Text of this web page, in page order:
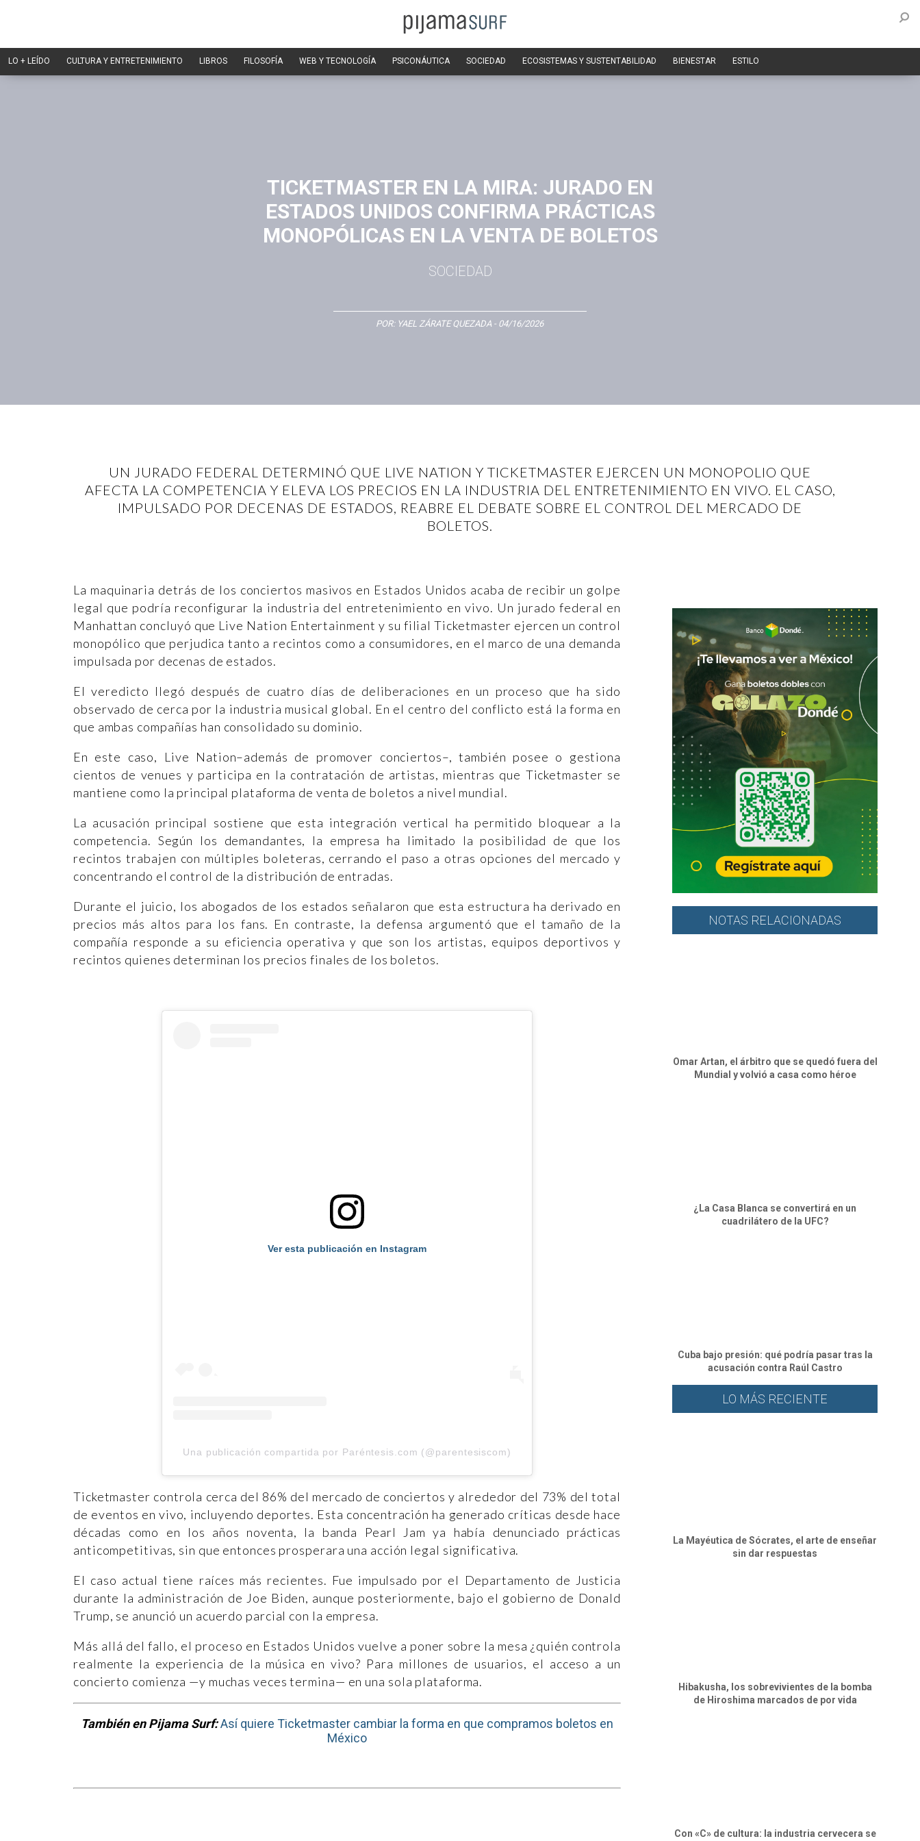
LO + LEÍDO CULTURA Y ENTRETENIMIENTO LIBROS FILOSOFÍA WEB Y TECNOLOGÍA PSICONÁUTICA SOCIEDAD ECOSISTEMAS Y SUSTENTABILIDAD BIENESTAR ESTILO
TICKETMASTER EN LA MIRA: JURADO EN
ESTADOS UNIDOS CONFIRMA PRÁCTICAS
MONOPÓLICAS EN LA VENTA DE BOLETOS
SOCIEDAD
POR: YAEL ZÁRATE QUEZADA - 04/16/2026
UN JURADO FEDERAL DETERMINÓ QUE LIVE NATION Y TICKETMASTER EJERCEN UN MONOPOLIO QUE
AFECTA LA COMPETENCIA Y ELEVA LOS PRECIOS EN LA INDUSTRIA DEL ENTRETENIMIENTO EN VIVO. EL CASO,
IMPULSADO POR DECENAS DE ESTADOS, REABRE EL DEBATE SOBRE EL CONTROL DEL MERCADO DE
BOLETOS.
La maquinaria detrás de los conciertos masivos en Estados Unidos acaba de recibir un golpe
legal que podría reconfigurar la industria del entretenimiento en vivo. Un jurado federal en
Manhattan concluyó que Live Nation Entertainment y su filial Ticketmaster ejercen un control
monopólico que perjudica tanto a recintos como a consumidores, en el marco de una demanda
impulsada por decenas de estados.
El veredicto llegó después de cuatro días de deliberaciones en un proceso que ha sido
observado de cerca por la industria musical global. En el centro del conflicto está la forma en
que ambas compañías han consolidado su dominio.
En este caso, Live Nation–además de promover conciertos–, también posee o gestiona
cientos de venues y participa en la contratación de artistas, mientras que Ticketmaster se
mantiene como la principal plataforma de venta de boletos a nivel mundial.
La acusación principal sostiene que esta integración vertical ha permitido bloquear a la
competencia. Según los demandantes, la empresa ha limitado la posibilidad de que los
recintos trabajen con múltiples boleteras, cerrando el paso a otras opciones del mercado y
concentrando el control de la distribución de entradas.
Durante el juicio, los abogados de los estados señalaron que esta estructura ha derivado en
precios más altos para los fans. En contraste, la defensa argumentó que el tamaño de la
compañía responde a su eficiencia operativa y que son los artistas, equipos deportivos y
recintos quienes determinan los precios finales de los boletos.
Ver esta publicación en Instagram
Una publicación compartida por Paréntesis.com (@parentesiscom)
Ticketmaster controla cerca del 86% del mercado de conciertos y alrededor del 73% del total
de eventos en vivo, incluyendo deportes. Esta concentración ha generado críticas desde hace
décadas como en los años noventa, la banda Pearl Jam ya había denunciado prácticas
anticompetitivas, sin que entonces prosperara una acción legal significativa.
El caso actual tiene raíces más recientes. Fue impulsado por el Departamento de Justicia
durante la administración de Joe Biden, aunque posteriormente, bajo el gobierno de Donald
Trump, se anunció un acuerdo parcial con la empresa.
Más allá del fallo, el proceso en Estados Unidos vuelve a poner sobre la mesa ¿quién controla
realmente la experiencia de la música en vivo? Para millones de usuarios, el acceso a un
concierto comienza —y muchas veces termina— en una sola plataforma.
También en Pijama Surf:Así quiere Ticketmaster cambiar la forma en que compramos boletos en
México
NOTAS RELACIONADAS
Omar Artan, el árbitro que se quedó fuera del
Mundial y volvió a casa como héroe
¿La Casa Blanca se convertirá en un
cuadrilátero de la UFC?
Cuba bajo presión: qué podría pasar tras la
acusación contra Raúl Castro
LO MÁS RECIENTE
La Mayéutica de Sócrates, el arte de enseñar
sin dar respuestas
Hibakusha, los sobrevivientes de la bomba
de Hiroshima marcados de por vida
Con «C» de cultura: la industria cervecera se